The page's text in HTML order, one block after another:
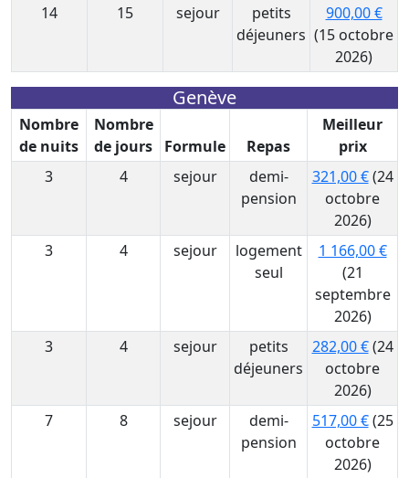
14
15 sejour
petits
déjeuners
900,00 €
(15 octobre
2026)
Genève
Nombre
de nuits
Nombre
de jours
Formule Repas
Meilleur
prix
3
4 sejour
demi-
pension
321,00 €(24
octobre
2026)
3
4 sejour
logement
seul
1 166,00 €
(21
septembre
2026)
3
4 sejour
petits
déjeuners
282,00 €(24
octobre
2026)
7
8 sejour
demi-
pension
517,00 €(25
octobre
2026)